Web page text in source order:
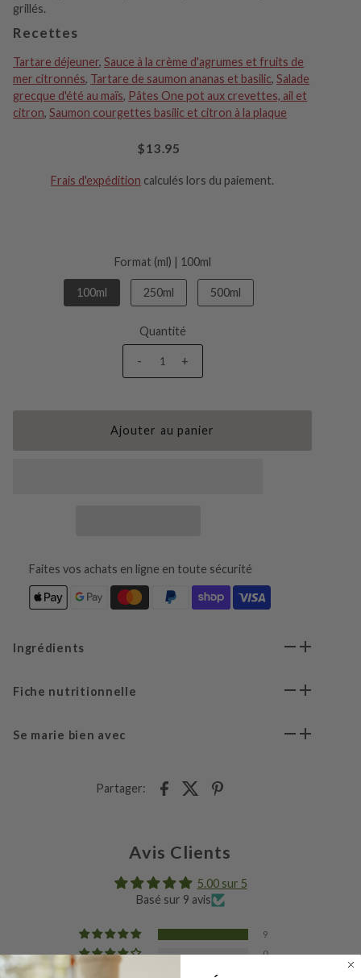
grillés.
Recettes
Tartare déjeuner,Sauce à la crème d'agrumes et fruits de
mer citronnés, Tartare de saumon ananas et basilic,Salade
grecque d'été au maïs, Pâtes One pot aux crevettes, ail et
citron,Saumon courgettes basilic et citron à la plaque
$13.95
Frais d'expédition calculés lors du paiement.
Format (ml) | 100ml
100ml 250ml 500ml
Quantité
- +
Faites vos achats en ligne en toute sécurité
Ingrédients
Fiche nutritionnelle
Se marie bien avec
Partager:
Avis Clients
5.00 sur 5
Basé sur 9 avis
9
0